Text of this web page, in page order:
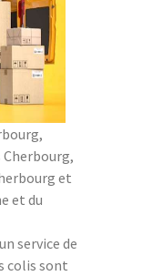
et
et du
service de
colis sont